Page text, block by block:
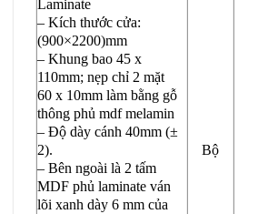
Laminate
– Kích thước cửa:
(900×2200)mm
– Khung bao 45 x
110mm; nẹp chỉ 2 mặt
60 x 10mm làm bằng gỗ
thông phủ mdf melamin
– Độ dày cánh 40mm (±
2).
– Bên ngoài là 2 tấm
MDF phủ laminate ván
lõi xanh dày 6 mm của
Bộ